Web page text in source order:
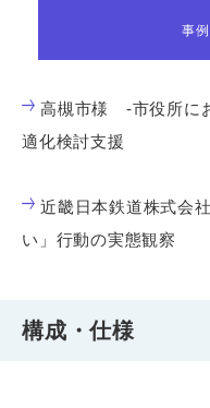
事
高槻市様 -市役所に
適化検討支援
近畿日本鉄道株式会
い」行動の実態観察
構成・仕様